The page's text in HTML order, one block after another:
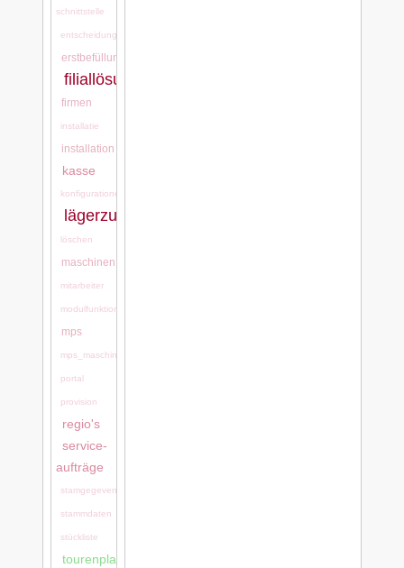
schnittstelle
entscheidungsgründe
erstbefüllung
filiallösung
firmen
installatie
installation
kasse
konfigurationen
lägerzuordnung
löschen
maschinen
mitarbeiter
modulfunktionen
mps
mps_maschinen
portal
provision
regio's
service-
aufträge
stamgegevens
stammdaten
stückliste
tourenplanung:tourenplanung_bei_ls-